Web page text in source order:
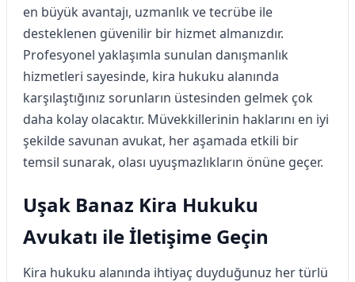
en büyük avantajı, uzmanlık ve tecrübe ile
desteklenen güvenilir bir hizmet almanızdır.
Profesyonel yaklaşımla sunulan danışmanlık
hizmetleri sayesinde, kira hukuku alanında
karşılaştığınız sorunların üstesinden gelmek çok
daha kolay olacaktır. Müvekkillerinin haklarını en iyi
şekilde savunan avukat, her aşamada etkili bir
temsil sunarak, olası uyuşmazlıkların önüne geçer.
Uşak Banaz Kira Hukuku
Avukatı ile İletişime Geçin
Kira hukuku alanında ihtiyaç duyduğunuz her türlü